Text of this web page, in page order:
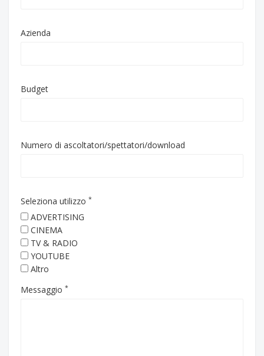
Azienda
Budget
Numero di ascoltatori/spettatori/download
Seleziona utilizzo *
ADVERTISING
CINEMA
TV & RADIO
YOUTUBE
Altro
Messaggio *